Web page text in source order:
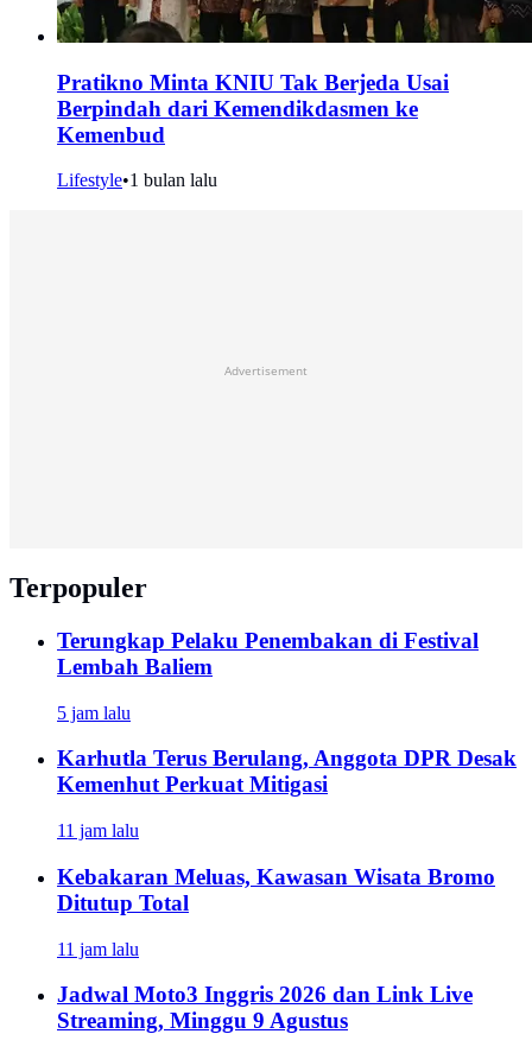
Pratikno Minta KNIU Tak Berjeda Usai
Berpindah dari Kemendikdasmen ke
Kemenbud
Lifestyle•1 bulan lalu
Advertisement
Terpopuler
Terungkap Pelaku Penembakan di Festival
Lembah Baliem
5 jam lalu
Karhutla Terus Berulang, Anggota DPR Desak
Kemenhut Perkuat Mitigasi
11 jam lalu
Kebakaran Meluas, Kawasan Wisata Bromo
Ditutup Total
11 jam lalu
Jadwal Moto3 Inggris 2026 dan Link Live
Streaming, Minggu 9 Agustus